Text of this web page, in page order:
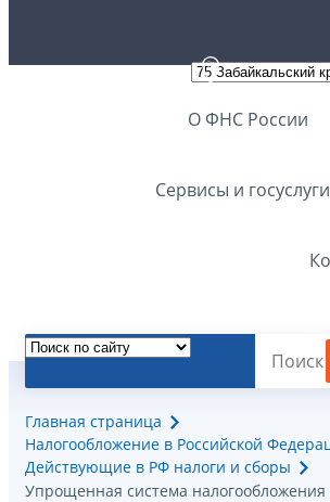
О ФНС России
Сервисы и госуслуги
Главная страница
Налогообложение в Российской
Действующие в РФ налоги и сборы
Упрощенная система налогообложения